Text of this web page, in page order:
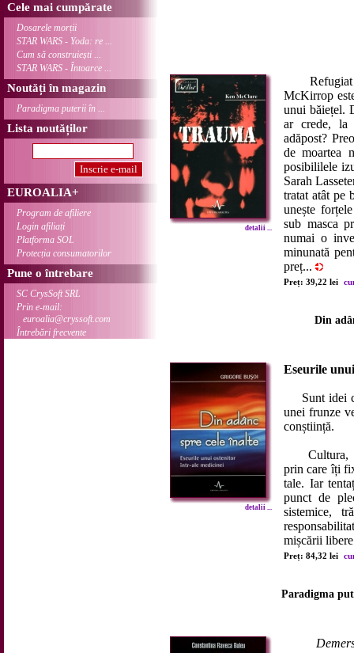
Cele mai cumpărate
Dosarele morții
STAR WARS - Yoda: re ...
Cum să construiești ...
STAR WARS - Întoarce ...
Noutăți în magazin
Paradigma puterii în ...
Lista noutăților
EUROALIA+
Program de afiliere
Login afiliați
Platforma SOL
Protecția consumatorilor
Pune o întrebare
SC CrysSoft SRL
Prin e-mail:
euroalia@cryssoft.com
Întrebări frecvente
detalii ...
Refugiat
McKirrop
unui băiețel.
ar crede, la
adăpost?
de moartea
posibililele
Sarah
tratat atât pe
unește
sub masca
numai o
minunată
preț...
Preț: 39,22 lei
Din
detalii ...
Eseurile
Sunt idei
unei frunze
conștiință.
Cultura, ca
prin care îți
tale. Iar
punct de
sistemice,
mișcării
Preț: 84,32 lei
Paradigma